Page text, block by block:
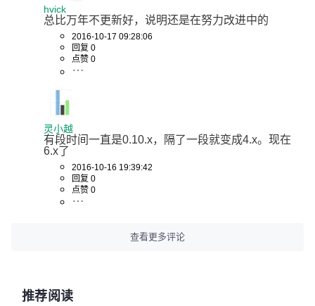
hvick
总比万年不更新好，说明还是在努力改进中的
2016-10-17 09:28:06
回复 0
点赞 0
灵小越
有段时间一直是0.10.x，隔了一段就变成4.x。现在
6.x了
2016-10-16 19:39:42
回复 0
点赞 0
查看更多评论
推荐阅读